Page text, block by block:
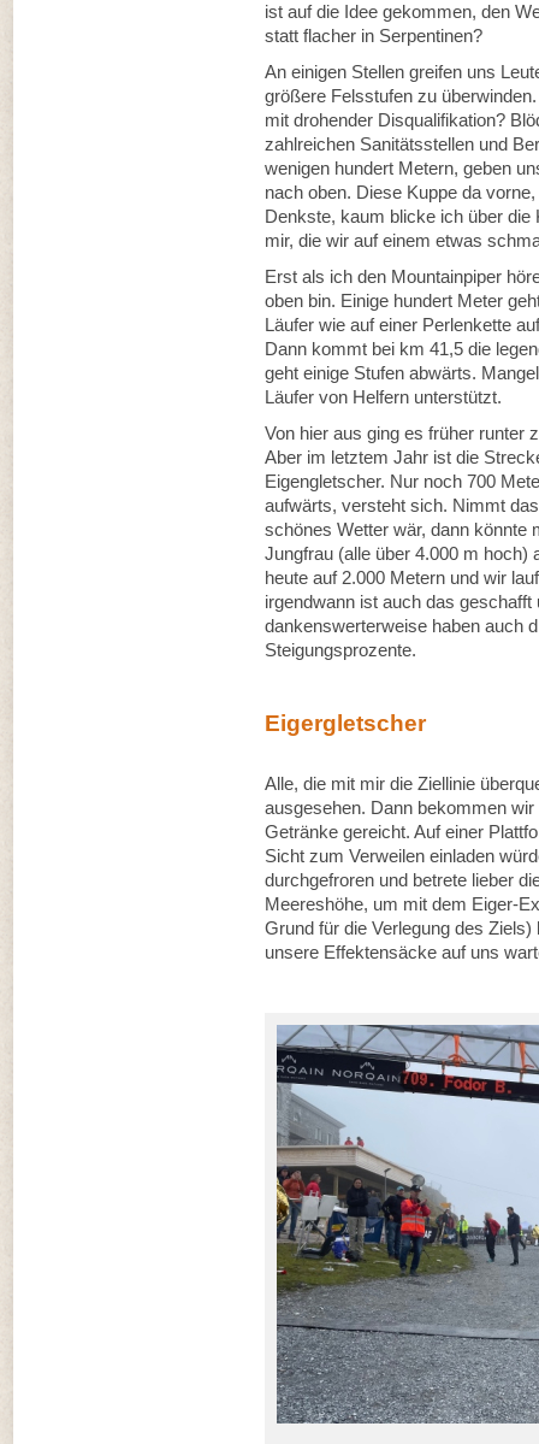
ist auf die Idee gekommen, den
statt flacher in Serpentinen?
An einigen Stellen greifen uns
größere Felsstufen zu
mit drohender Disqualifikation?
zahlreichen Sanitätsstellen und
wenigen hundert Metern, geben
nach oben. Diese Kuppe da
Denkste, kaum blicke ich über
mir, die wir auf einem etwas
Erst als ich den Mountainpiper
oben bin. Einige hundert Meter
Läufer wie auf einer Perlenkette
Dann kommt bei km 41,5 die
geht einige Stufen abwärts.
Läufer von Helfern unterstützt.
Von hier aus ging es früher runter
Aber im letztem Jahr ist die
Eigengletscher. Nur noch 700
aufwärts, versteht sich. Nimmt
schönes Wetter wär, dann könnte
Jungfrau (alle über 4.000 m hoch)
heute auf 2.000 Metern und wir
irgendwann ist auch das geschafft
dankenswerterweise haben auch
Steigungsprozente.
Eigergletscher
Alle, die mit mir die Ziellinie
ausgesehen. Dann bekommen
Getränke gereicht. Auf einer
Sicht zum Verweilen einladen
durchgefroren und betrete lieber
Meereshöhe, um mit dem Eiger-
Grund für die Verlegung des
unsere Effektensäcke auf uns